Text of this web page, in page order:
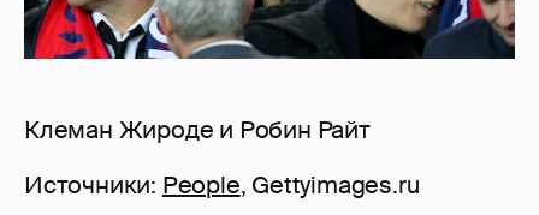
Клеман Жироде и Робин Райт
Источники: People, Gettyimages.ru